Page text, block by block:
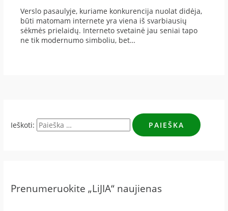
Verslo pasaulyje, kuriame konkurencija nuolat didėja,
būti matomam internete yra viena iš svarbiausių
sėkmės prielaidų. Interneto svetainė jau seniai tapo
ne tik modernumo simboliu, bet…
Ieškoti:
Prenumeruokite „LiJIA“ naujienas